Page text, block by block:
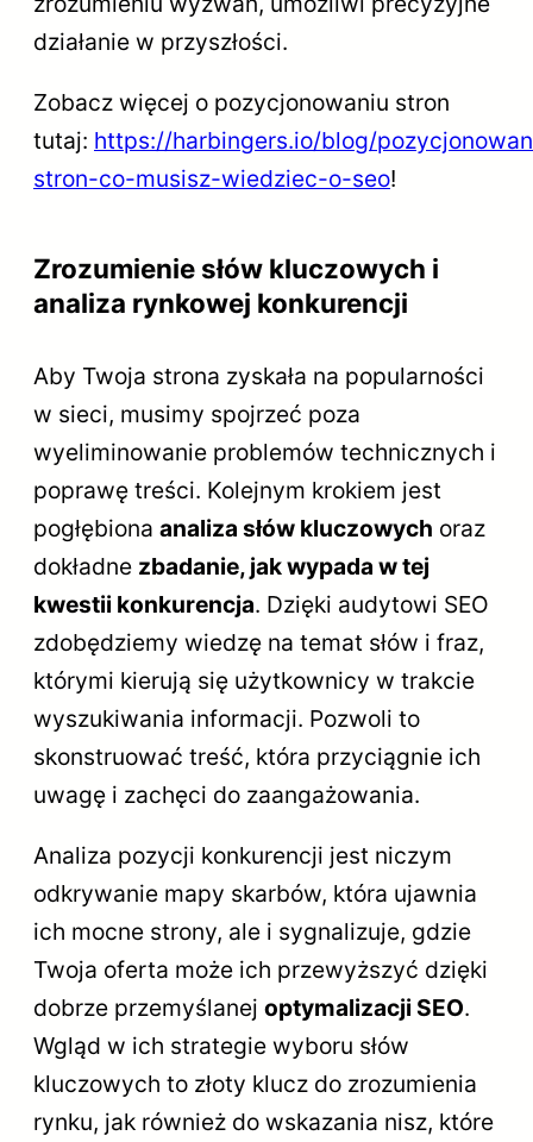
działanie w przyszłości.
Zobacz więcej o pozycjonowaniu stron
tutaj: https://harbingers.io/blog/
stron-co-musisz-wiedziec-o-seo!
Zrozumienie słów kluczowych i
analiza rynkowej konkurencji
Aby Twoja strona zyskała na popularności
w sieci, musimy spojrzeć poza
wyeliminowanie problemów technicznych i
poprawę treści. Kolejnym krokiem jest
pogłębiona analiza słów kluczowych oraz
dokładne zbadanie, jak wypada w tej
kwestii konkurencja. Dzięki audytowi SEO
zdobędziemy wiedzę na temat słów i fraz,
którymi kierują się użytkownicy w trakcie
wyszukiwania informacji. Pozwoli to
skonstruować treść, która przyciągnie ich
uwagę i zachęci do zaangażowania.
Analiza pozycji konkurencji jest niczym
odkrywanie mapy skarbów, która ujawnia
ich mocne strony, ale i sygnalizuje, gdzie
Twoja oferta może ich przewyższyć dzięki
dobrze przemyślanej optymalizacji SEO.
Wgląd w ich strategie wyboru słów
kluczowych to złoty klucz do zrozumienia
rynku, jak również do wskazania nisz, które